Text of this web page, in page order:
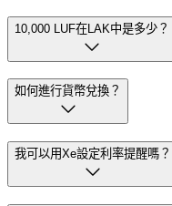
10,000 LUF在LAK中是多少？
如何進行貨幣兌換？
我可以用Xe設定利率提醒嗎？